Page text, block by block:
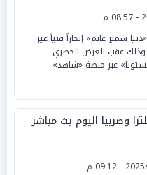
سمير غانم» إنجازاً فنياً غير
عقب العرض الحصري
عبر منصة «شاهد»
وصربيا اليوم بث مباشر